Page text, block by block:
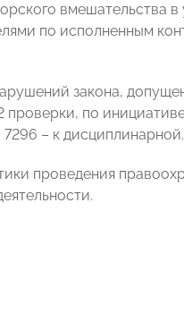
вмешательства в
по исполненным
закона,
по
– к дисциплинарной.
проведения